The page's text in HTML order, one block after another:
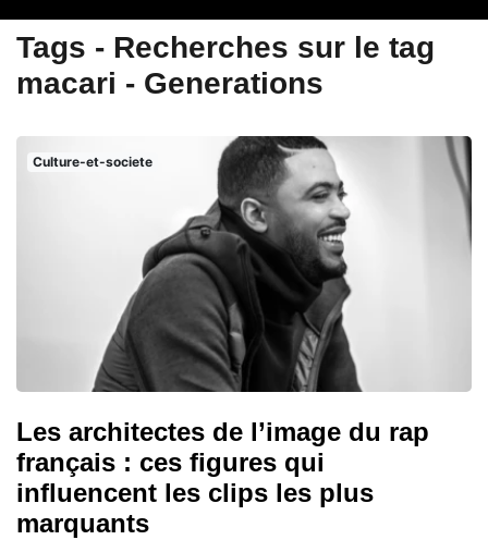
Tags - Recherches sur le tag
macari - Generations
Culture-et-societe
Les architectes de l’image du rap
français : ces figures qui
influencent les clips les plus
marquants